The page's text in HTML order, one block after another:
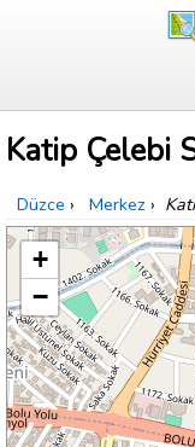
Katip Çelebi
Düzce › Merkez ›
+
−